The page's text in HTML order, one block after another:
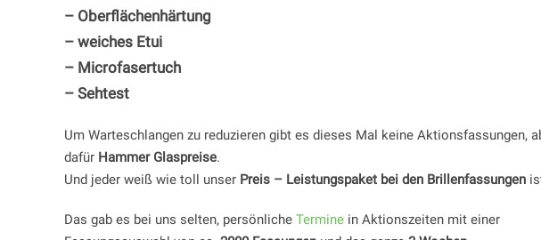
– Oberflächenhärtung
– weiches Etui
– Microfasertuch
– Sehtest
Um Warteschlangen zu reduzieren gibt es dieses Mal keine Aktionsfassungen,
dafür Hammer Glaspreise.
Und jeder weiß wie toll unser Preis – Leistungspaket bei den Brillenfassungen
Das gab es bei uns selten, persönliche Terminein Aktionszeiten mit einer